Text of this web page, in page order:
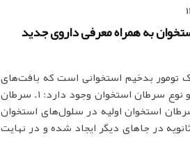
به همراه معرفی داروی جدید
تومور بدخیم استخوانی است که بافت‌های
سالم استخوان را از بین می‌برد.دو نوع سرطان استخوان وجود دارد: 1. سرطان
ثانویه. سرطان استخوان اولیه در سلول‌های استخوان
در جاهای دیگر ایجاد شده و در نهایت